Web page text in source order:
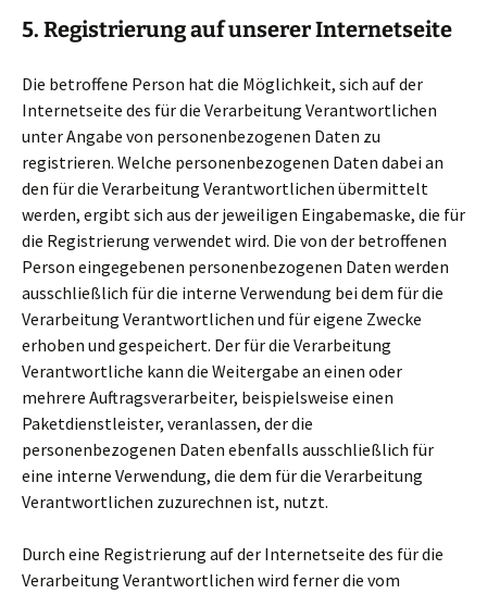
5. Registrierung auf unserer Internetseite
Die betroffene Person hat die Möglichkeit, sich auf der
Internetseite des für die Verarbeitung Verantwortlichen
unter Angabe von personenbezogenen Daten zu
registrieren. Welche personenbezogenen Daten dabei an
den für die Verarbeitung Verantwortlichen übermittelt
werden, ergibt sich aus der jeweiligen Eingabemaske, die für
die Registrierung verwendet wird. Die von der betroffenen
Person eingegebenen personenbezogenen Daten werden
ausschließlich für die interne Verwendung bei dem für die
Verarbeitung Verantwortlichen und für eigene Zwecke
erhoben und gespeichert. Der für die Verarbeitung
Verantwortliche kann die Weitergabe an einen oder
mehrere Auftragsverarbeiter, beispielsweise einen
Paketdienstleister, veranlassen, der die
personenbezogenen Daten ebenfalls ausschließlich für
eine interne Verwendung, die dem für die Verarbeitung
Verantwortlichen zuzurechnen ist, nutzt.
Durch eine Registrierung auf der Internetseite des für die
Verarbeitung Verantwortlichen wird ferner die vom